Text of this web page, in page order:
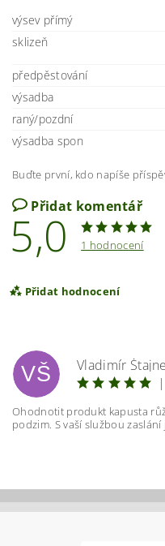
výsev přímý
sklizeň
předpěstování
výsadba
raný/pozdní
výsadba spon
Buďte první, kdo napíše
Přidat komentář
5,0 1 hodnocení
Přidat hodnocení
VŠ
Vladimír
|
Ohodnotit produkt kapusta
podzim. S vaší službou